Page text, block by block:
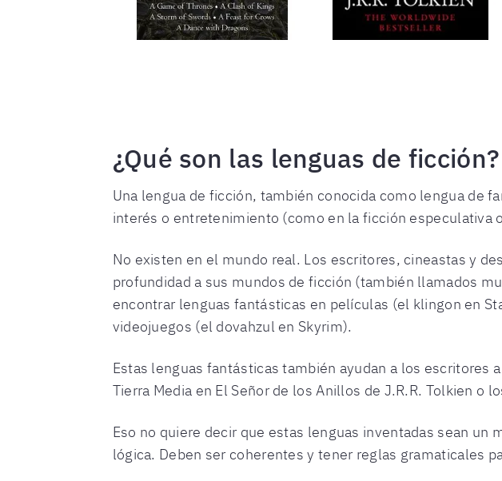
¿Qué son las lenguas de ficción?
Una lengua de ficción, también conocida como lengua de
interés o entretenimiento (como en la ficción especulativa
No existen en el mundo real. Los escritores, cineastas y
profundidad a sus mundos de ficción (también llamados
encontrar lenguas fantásticas en películas (el klingon en
videojuegos (el dovahzul en Skyrim).
Estas lenguas fantásticas también ayudan a los escritores
Tierra Media en El Señor de los Anillos de J.R.R. Tolkien o
Eso no quiere decir que estas lenguas inventadas sean
lógica. Deben ser coherentes y tener reglas gramaticales